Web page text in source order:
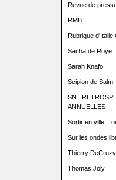
Revue de
RMB
Rubrique d'Italie
Sacha de Roye
Sarah Knafo
Scipion de Salm
SN :
ANNUELLES
Sortir en ville...
Sur les ondes
Thierry DeCruzy
Thomas Joly